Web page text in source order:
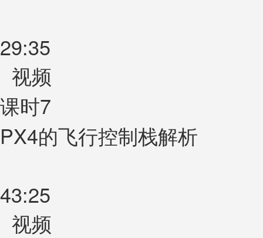
29:35
视频
课时7
PX4的飞行控制栈解析
43:25
视频